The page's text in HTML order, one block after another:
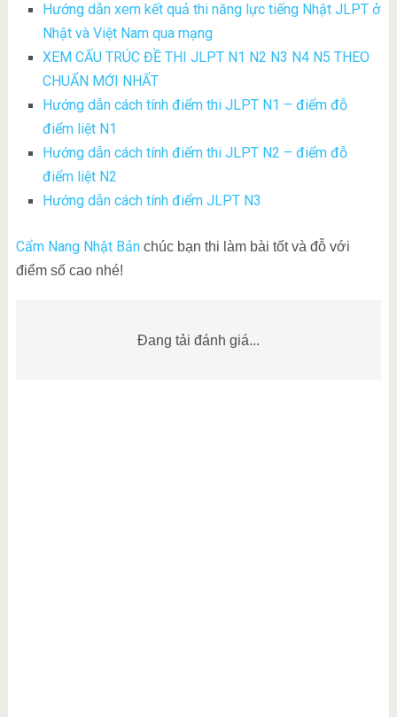
Hướng dẫn xem kết quả thi năng lực tiếng Nhật JLPT ở
Nhật và Việt Nam qua mạng
XEM CẤU TRÚC ĐỀ THI JLPT N1 N2 N3 N4 N5 THEO
CHUẨN MỚI NHẤT
Hướng dẫn cách tính điểm thi JLPT N1 – điểm đỗ
điểm liệt N1
Hướng dẫn cách tính điểm thi JLPT N2 – điểm đỗ
điểm liệt N2
Hướng dẫn cách tính điểm JLPT N3
Cẩm Nang Nhật Bảnchúc bạn thi làm bài tốt và đỗ với
điểm số cao nhé!
Đang tải đánh giá...